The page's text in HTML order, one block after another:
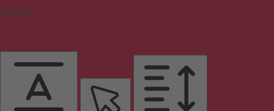
Content